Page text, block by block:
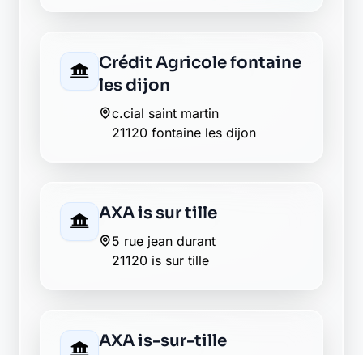
Crédit Agricole fontaine
les dijon
c.cial saint martin
21120 fontaine les dijon
AXA is sur tille
5 rue jean durant
21120 is sur tille
AXA is-sur-tille